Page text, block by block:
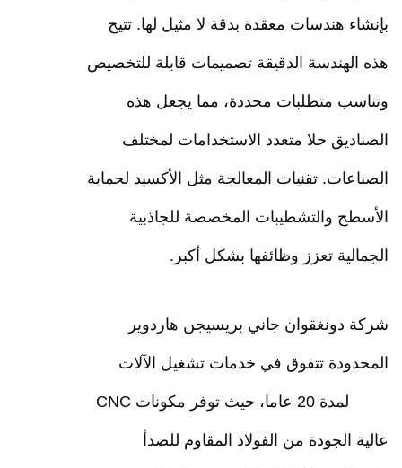
هندسات معقدة بدقة لا مثيل لها. تتيح
الدقيقة تصميمات قابلة للتخصيص
متطلبات محددة، مما يجعل هذه
حلا متعدد الاستخدامات لمختلف
تقنيات المعالجة مثل الأكسيد لحماية
والتشطيبات المخصصة للجاذبية
تعزز وظائفها بشكل أكبر.
دونغقوان جاني بريسيجن هاردوير
تتفوق في خدمات تشغيل الآلات
CNC لمدة 20 عاما، حيث توفر مكونات CNC
الجودة من الفولاذ المقاوم للصدأ